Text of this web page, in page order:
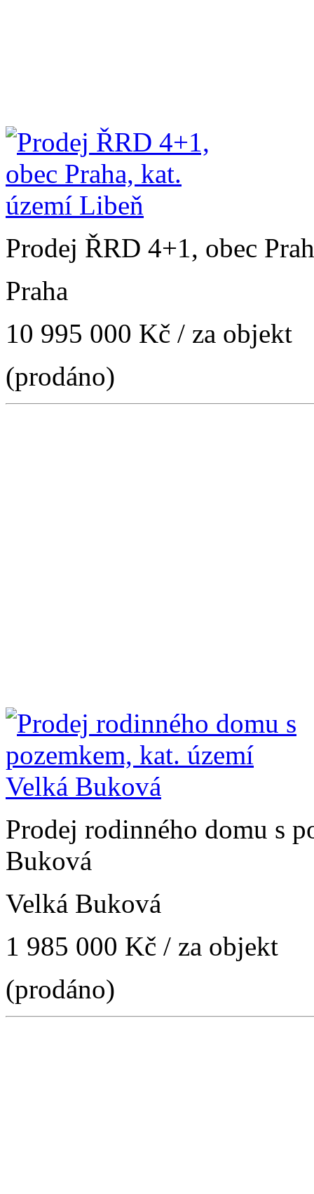
Prodej ŘRD 4+1, obec
Praha
10 995 000 Kč / za objekt
(prodáno)
Prodej rodinného domu s
Buková
Velká Buková
1 985 000 Kč / za objekt
(prodáno)